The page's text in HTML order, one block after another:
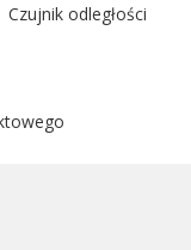
Czujnik odległości